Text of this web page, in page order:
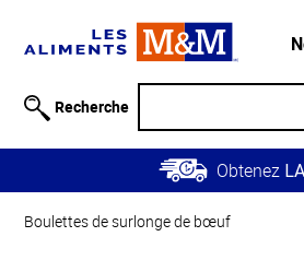
relative à
Passer
contenu
Retour à
Recherche
Obtenez
Boulettes de surlonge de bœuf